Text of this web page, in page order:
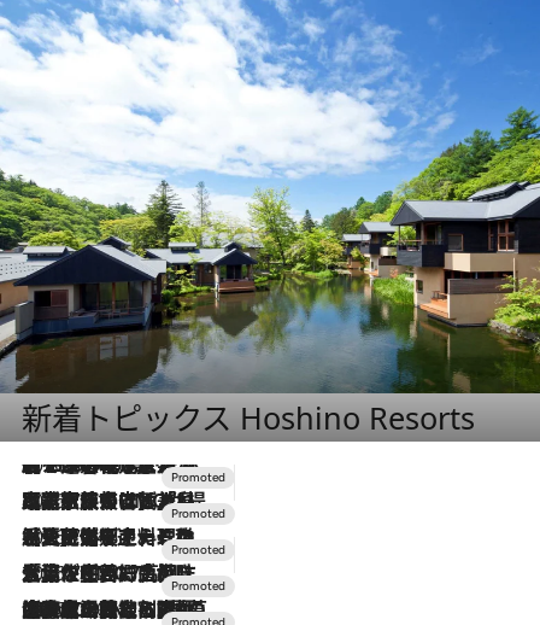
新着トピックス Hoshino Resorts
2026.8.7
【トンボの足水浴】ヒノキの香りに包まれて涼感マックス！約13℃の湧水かけ流しを避暑地「星野温泉 トンボの湯」で体験
2026.7.31
【ホテル帰省】という選択肢をOMOが提案。家族とほどよい距離を保つには「昼は実家、夜は気兼ねなくホテルで！」
2026.7.24
【夏限定ディナーコース】旬を迎える稚鮎や花ズッキーニなどをイタリア・トスカーナの郷土料理の手法で満喫！
2026.7.17
「土佐和ハーブかき氷」がOMO7高知に登場！生姜、山椒、大葉など目にも舌にも涼を呼ぶ郷土の味
2026.7.10
NEW OPEN！【界 草津】名湯の地に誕生。趣の異なる2種の温泉と上州ならではの会席・蕎麦割烹など美食を味わう究極の癒やし旅